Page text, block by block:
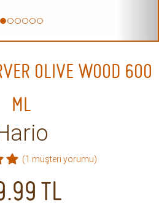
OLIVE WOOD 600
ML
(1 müşteri yorumu)
TL